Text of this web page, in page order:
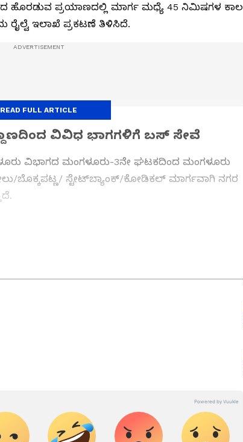
ಹೊರಡುವ ಪ್ರಯಾಣದಲ್ಲಿ ಮಾರ್ಗ ಮಧ್ಯೆ 45 ನಿಮಿಷಗಳ ಕಾಲ
ರೈಲ್ವೆ ಇಲಾಖೆ ಪ್ರಕಟಣೆ ತಿಳಿಸಿದೆ.
ವಿವಿಧ ಭಾಗಗಳಿಗೆ ಬಸ್ ಸೇವೆ
ವಿಭಾಗದ ಮಂಗಳೂರು-3ನೇ ಘಟಕದಿಂದ ಮಂಗಳೂರು
ಬೊಕ್ಕಪಟ್ಣ/ ಸ್ಟೇಟ್‍ಬ್ಯಾಂಕ್/ಕೋಡಿಕಲ್ ಮಾರ್ಗವಾಗಿ ನಗರ
ನಿಂದ ಕಟೀಲಿಗೆ ಬೆಳಗ್ಗೆ 6.55, 10.45, ವಯಾ: ಕೂಳೂರು-
ಬಲವಿನಗುಡ್ಡೆ.
READ FULL ARTICLE